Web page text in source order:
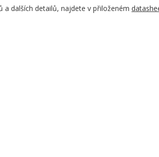
a dalších detailů, najdete v přiloženém